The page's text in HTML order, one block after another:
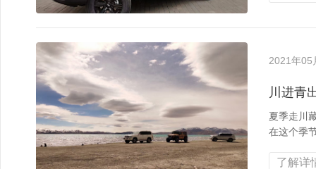
2021年05
川进青
夏季走川
在这个季
了解详